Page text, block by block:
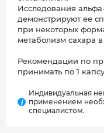
Исследования
демонстрируют ее
при некоторых
метаболизм сахара
Рекомендации по
принимать по 1
i
Индивидуальная
применением
специалистом.